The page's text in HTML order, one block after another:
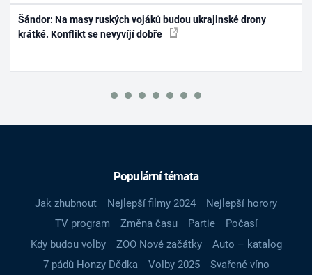
Šándor: Na masy ruských vojáků budou ukrajinské drony
krátké. Konflikt se nevyvíjí dobře
Populární témata
Jak zhubnout Nejlepší filmy 2024
Nejlepší horory
TV program
Změna času Partie
Počasí
Kdy budou volby
ZOO Nové začátky
Auto – katalog
7 pádů Honzy Dědka
Volby 2025
Svařené víno